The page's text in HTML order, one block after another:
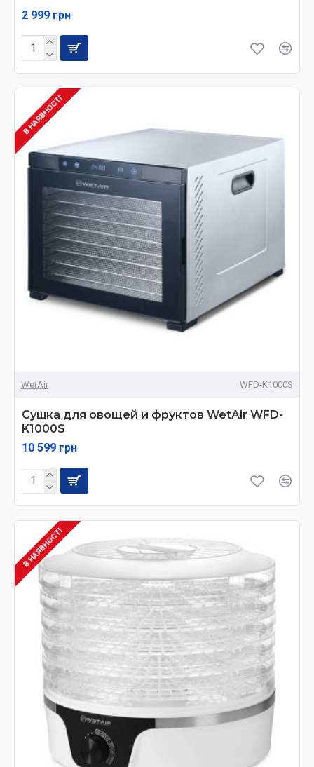
2 999 грн
В НАЯВНОСТІ
WetAir WFD-K1000S
Сушка для овощей и фруктов WetAir WFD-
K1000S
10 599 грн
В НАЯВНОСТІ